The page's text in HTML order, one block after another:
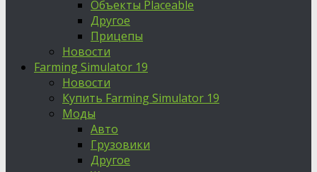
Объекты Placeable
Другое
Прицепы
Новости
Farming Simulator 19
Новости
Купить Farming Simulator 19
Моды
Авто
Грузовики
Другое